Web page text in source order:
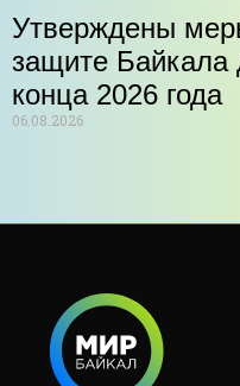
Утверждены
защите Байкала
конца 2026 года
06.08.2026